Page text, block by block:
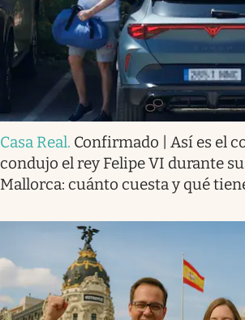
Casa Real. Confirmado | Así es el
condujo el rey Felipe VI durante
Mallorca: cuánto cuesta y qué